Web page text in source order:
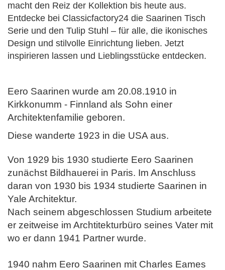
macht den Reiz der Kollektion bis heute aus.
Entdecke bei Classicfactory24 die Saarinen Tisch
Serie und den Tulip Stuhl – für alle, die ikonisches
Design und stilvolle Einrichtung lieben. Jetzt
inspirieren lassen und Lieblingsstücke entdecken.
Eero Saarinen wurde am 20.08.1910 in
Kirkkonumm - Finnland als Sohn einer
Architektenfamilie geboren.
Diese wanderte 1923 in die USA aus.
Von 1929 bis 1930 studierte Eero Saarinen
zunächst Bildhauerei in Paris. Im Anschluss
daran von 1930 bis 1934 studierte Saarinen in
Yale Architektur.
Nach seinem abgeschlossen Studium arbeitete
er zeitweise im Archtitekturbüro seines Vater mit
wo er dann 1941 Partner wurde.
1940 nahm Eero Saarinen mit Charles Eames